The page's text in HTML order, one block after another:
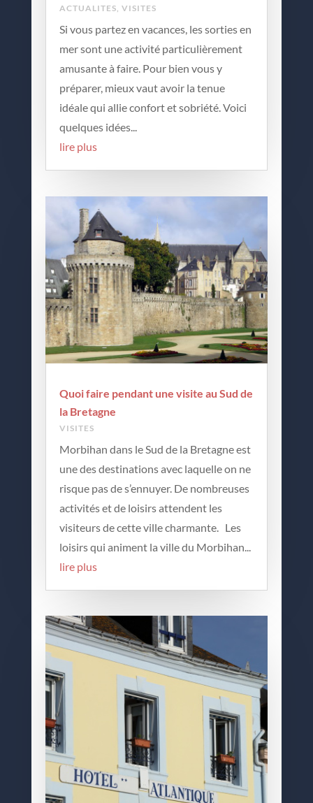
ACTUALITES, VISITES
Si vous partez en vacances, les sorties en
mer sont une activité particulièrement
amusante à faire. Pour bien vous y
préparer, mieux vaut avoir la tenue
idéale qui allie confort et sobriété. Voici
quelques idées...
lire plus
Quoi faire pendant une visite au Sud de
la Bretagne
VISITES
Morbihan dans le Sud de la Bretagne est
une des destinations avec laquelle on ne
risque pas de s’ennuyer. De nombreuses
activités et de loisirs attendent les
visiteurs de cette ville charmante. Les
loisirs qui animent la ville du Morbihan...
lire plus